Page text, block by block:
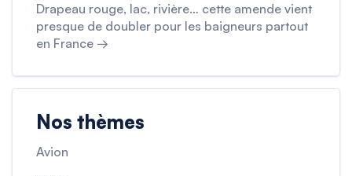
Drapeau rouge, lac, rivière… cette amende vient
presque de doubler pour les baigneurs partout
en France →
Nos thèmes
Avion